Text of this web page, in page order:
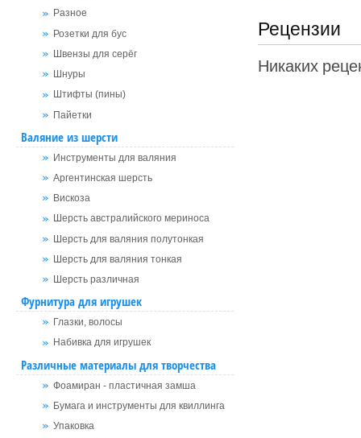
Разное
Розетки для бус
Швензы для серёг
Шнуры
Штифты (пины)
Пайетки
Валяние из шерсти
Инструменты для валяния
Аргентинская шерсть
Вискоза
Шерсть австралийского мериноса
Шерсть для валяния полутонкая
Шерсть для валяния тонкая
Шерсть различная
Фурнитура для игрушек
Глазки, волосы
Набивка для игрушек
Различные материалы для творчества
Фоамиран - пластичная замша
Бумага и инструменты для квиллинга
Упаковка
Рецензии
Никаких